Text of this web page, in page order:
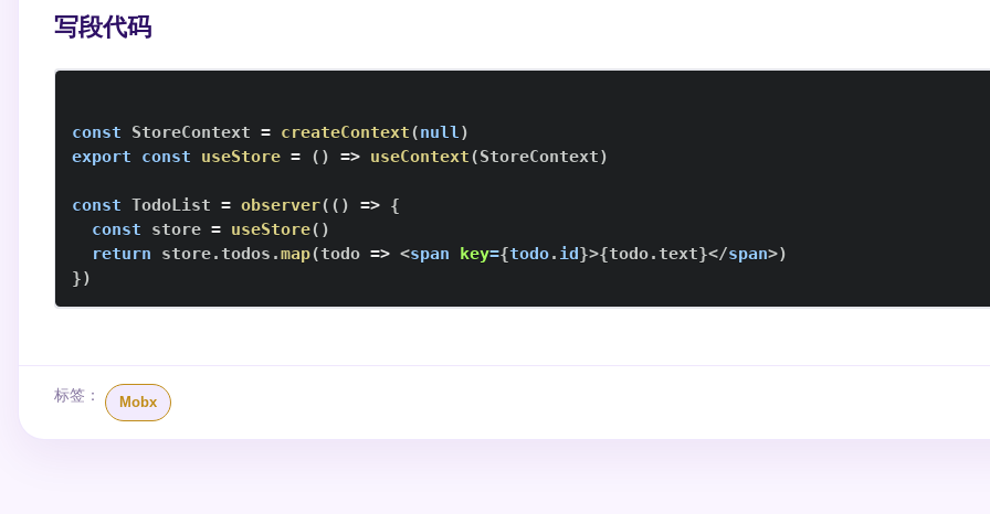
写段代码
const StoreContext = createContext(null)
export
const useStore = ( ) => useContext(StoreContext)
const TodoList = observer( ( ) => {
const store = useStore( )
return store.todos .map(todo => <span key={todo. id}>{todo.text}</span>)
})
标签： Mobx